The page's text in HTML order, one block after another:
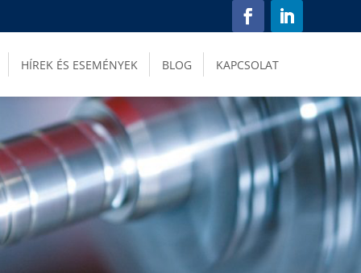
HÍREK ÉS ESEMÉNYEK BLOG KAPCSOLAT